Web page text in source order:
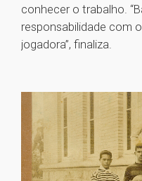
conhecer o trabalho.
responsabilidade com
jogadora”, finaliza.